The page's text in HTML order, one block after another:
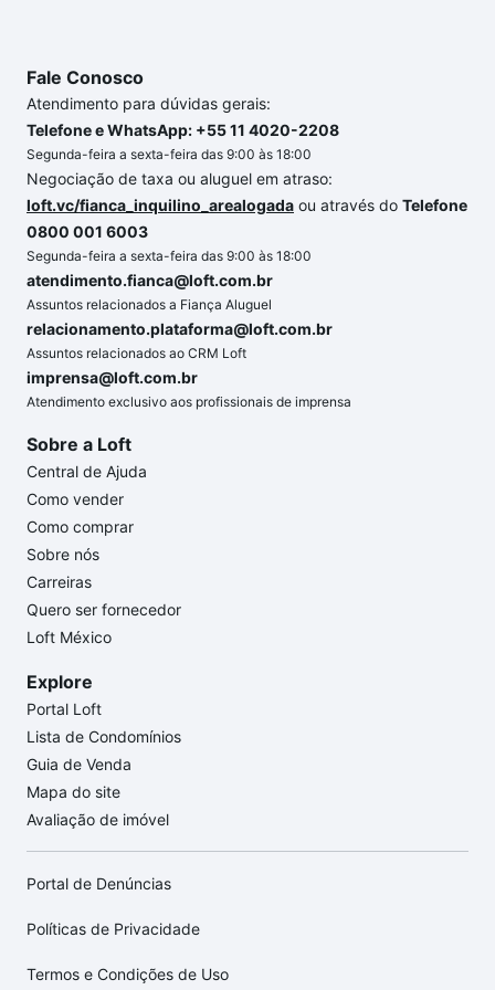
Fale Conosco
Atendimento para dúvidas gerais:
Telefone e WhatsApp: +55 11 4020-2208
Segunda-feira a sexta-feira das 9:00 às 18:00
Negociação de taxa ou aluguel em atraso:
loft.vc/fianca_inquilino_arealogada ou através do Telefone
0800 001 6003
Segunda-feira a sexta-feira das 9:00 às 18:00
atendimento.fianca@loft.com.br
Assuntos relacionados a Fiança Aluguel
relacionamento.plataforma@loft.com.br
Assuntos relacionados ao CRM Loft
imprensa@loft.com.br
Atendimento exclusivo aos profissionais de imprensa
Sobre a Loft
Central de Ajuda
Como vender
Como comprar
Sobre nós
Carreiras
Quero ser fornecedor
Loft México
Explore
Portal Loft
Lista de Condomínios
Guia de Venda
Mapa do site
Avaliação de imóvel
Portal de Denúncias
Políticas de Privacidade
Termos e Condições de Uso